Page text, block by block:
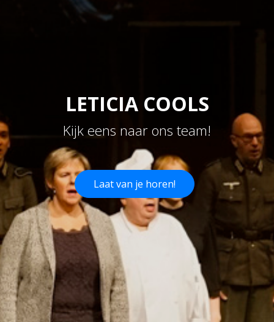
LETICIA COOLS
Kijk eens naar ons team!
Laat van je horen!